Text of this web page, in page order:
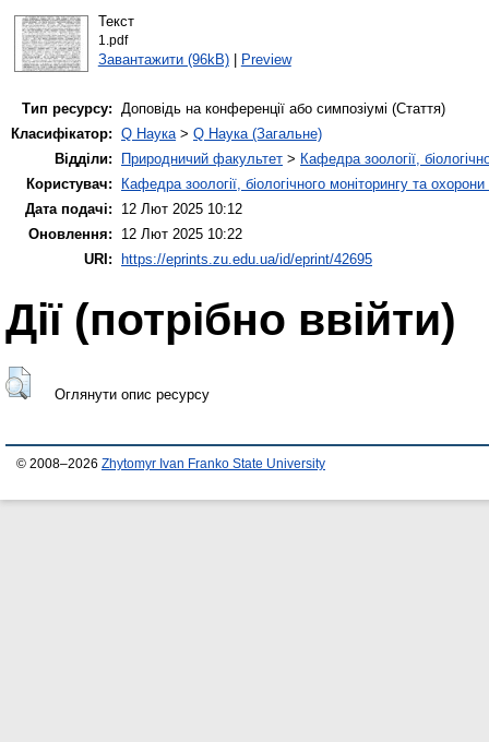
Текст
1.pdf
Завантажити (96kB)| Preview
Тип ресурсу: Доповідь на конференції або симпозіумі (Стаття)
Класифікатор: Q Наука> Q Наука (Загальне)
Відділи:
Природничий факультет > Кафедра зоології,
Користувач:
Кафедра зоології, біологічного моніторингу та
Дата подачі:
12 Лют 2025 10:12
Оновлення:
12 Лют 2025 10:22
URI:
https://eprints.zu.edu.ua/id/eprint/42695
Дії ​​(потрібно ввійти)
Оглянути опис ресурсу
© 2008–2026 Zhytomyr Ivan Franko State University